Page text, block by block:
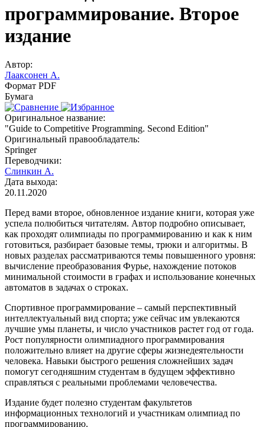
программирование. Второе
издание
Автор:
Лааксонен А.
Формат PDF
Бумага
Оригинальное название:
"Guide to Competitive Programming. Second Edition"
Оригинальный правообладатель:
Springer
Переводчики:
Слинкин А.
Дата выхода:
20.11.2020
Перед вами второе, обновленное издание книги, которая уже
успела полюбиться читателям. Автор подробно описывает,
как проходят олимпиады по программированию и как к ним
готовиться, разбирает базовые темы, трюки и алгоритмы. В
новых разделах рассматриваются темы повышенного уровня:
вычисление преобразования Фурье, нахождение потоков
минимальной стоимости в графах и использование конечных
автоматов в задачах о строках.
Спортивное программирование – самый перспективный
интеллектуальный вид спорта; уже сейчас им увлекаются
лучшие умы планеты, и число участников растет год от года.
Рост популярности олимпиадного программирования
положительно влияет на другие сферы жизнедеятельности
человека. Навыки быстрого решения сложнейших задач
помогут сегодняшним студентам в будущем эффективно
справляться с реальными проблемами человечества.
Издание будет полезно студентам факультетов
информационных технологий и участникам олимпиад по
программированию.